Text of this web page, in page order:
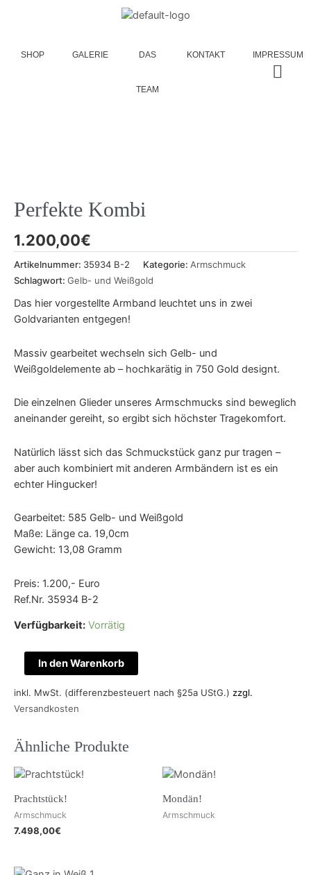
SHOP GALERIE DAS
TEAM
KONTAKT IMPRESSUM
Perfekte Kombi
1.200,00€
Artikelnummer: 35934 B-2 Kategorie: Armschmuck
Schlagwort: Gelb- und Weißgold
Das hier vorgestellte Armband leuchtet uns in zwei
Goldvarianten entgegen!
Massiv gearbeitet wechseln sich Gelb- und
Weißgoldelemente ab – hochkarätig in 750 Gold designt.
Die einzelnen Glieder unseres Armschmucks sind beweglich
aneinander gereiht, so ergibt sich höchster Tragekomfort.
Natürlich lässt sich das Schmuckstück ganz pur tragen –
aber auch kombiniert mit anderen Armbändern ist es ein
echter Hingucker!
Gearbeitet: 585 Gelb- und Weißgold
Maße: Länge ca. 19,0cm
Gewicht: 13,08 Gramm
Preis: 1.200,- Euro
Ref.Nr. 35934 B-2
Verfügbarkeit: Vorrätig
In den Warenkorb
inkl. MwSt. (differenzbesteuert nach §25a UStG.) zzgl.
Versandkosten
Ähnliche Produkte
Prachtstück!
Armschmuck
7.498,00€
Mondän!
Armschmuck